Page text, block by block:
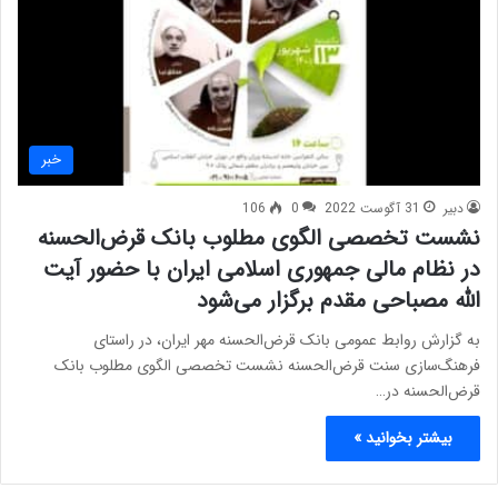
خبر
دبیر 31 آگوست 2022 0
106
نشست تخصصی الگوی مطلوب بانک قرض‌الحسنه
در نظام مالی جمهوری اسلامی ایران با حضور آیت
الله مصباحی مقدم برگزار می‌شود
به گزارش روابط عمومی بانک قرض‌الحسنه مهر ایران، در راستای
فرهنگ‌سازی سنت قرض‌الحسنه نشست تخصصی الگوی مطلوب بانک
قرض‌الحسنه در…
بیشتر بخوانید »